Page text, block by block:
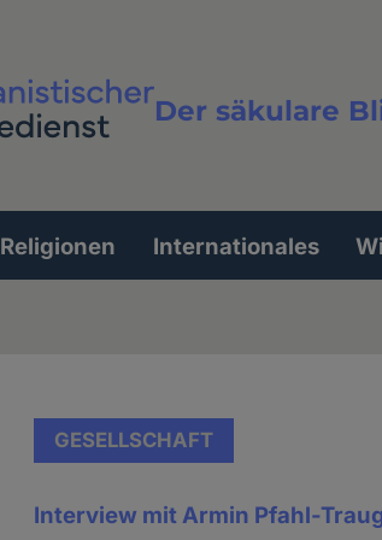
Der säkulare
Volltextsuche
Religionen Internationales
GESELLSCHAFT
Interview mit Armin Pfahl-